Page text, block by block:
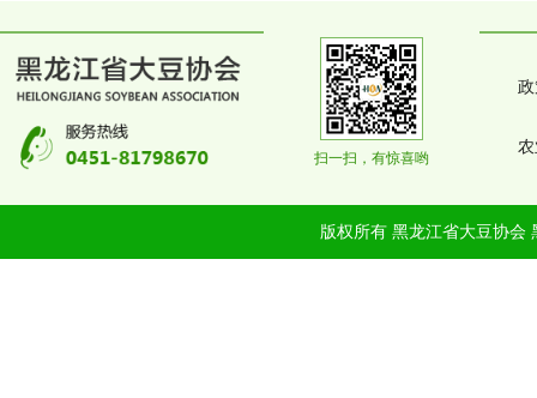
扫一扫，有惊喜哟
版权所有 黑龙江省大豆协会